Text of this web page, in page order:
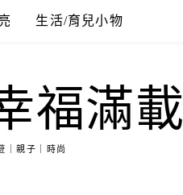
生活/育兒小物
福滿載
｜親子｜時尚